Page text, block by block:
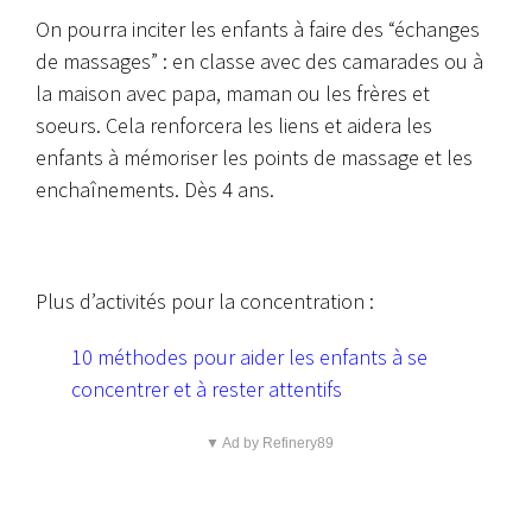
On pourra inciter les enfants à faire des “échanges
de massages” : en classe avec des camarades ou à
la maison avec papa, maman ou les frères et
soeurs. Cela renforcera les liens et aidera les
enfants à mémoriser les points de massage et les
enchaînements. Dès 4 ans.
Plus d’activités pour la concentration :
10 méthodes pour aider les enfants à se
concentrer et à rester attentifs
▼ Ad by Refinery89